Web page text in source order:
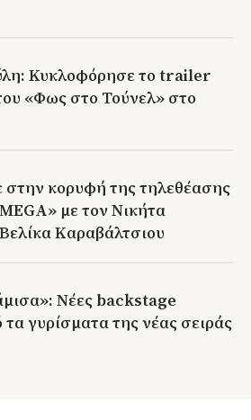
Κυκλοφόρησε το trailer
«Φως στο Τούνελ» στο
στην κορυφή της τηλεθέασης
με τον Νικήτα
Καραβάλτσιου
Νέες backstage
γυρίσματα της νέας σειράς